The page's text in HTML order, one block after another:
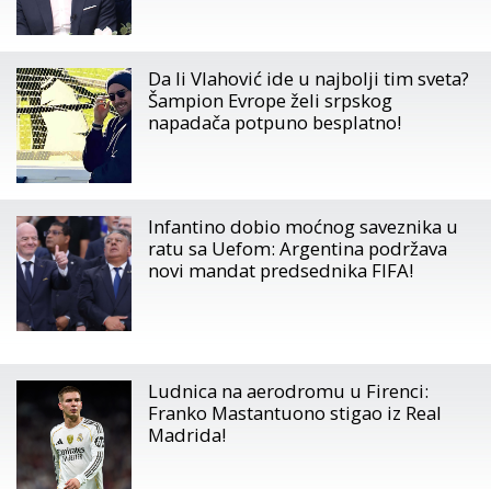
Da li Vlahović ide u najbolji tim sveta?
Šampion Evrope želi srpskog
napadača potpuno besplatno!
Infantino dobio moćnog saveznika u
ratu sa Uefom: Argentina podržava
novi mandat predsednika FIFA!
Ludnica na aerodromu u Firenci:
Franko Mastantuono stigao iz Real
Madrida!